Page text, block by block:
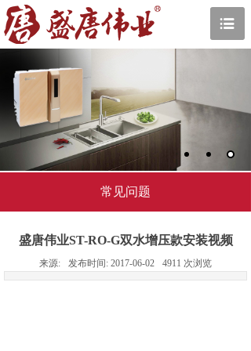
常见问题
盛唐伟业ST-RO-G双水增压款安装视频
来源: 发布时间: 2017-06-02 4911 次浏览